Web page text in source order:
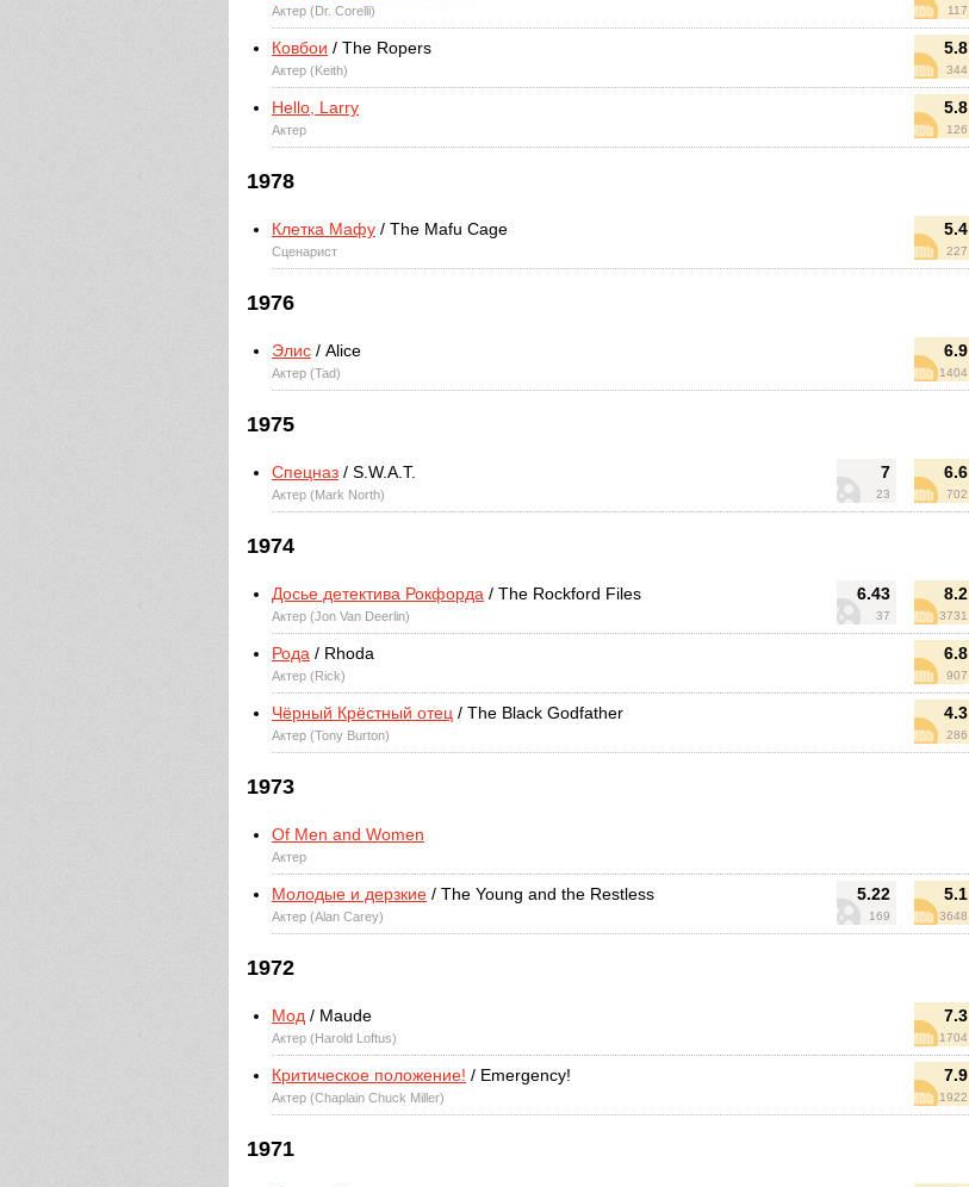
117
Актер (Dr. Corelli)
5.8
344
Ковбои / The Ropers
Актер (Keith)
5.8
126
Hello, Larry
Актер
1978
5.4
227
Клетка Мафу / The Mafu Cage
Сценарист
1976
6.9
1404
Элис / Alice
Актер (Tad)
1975
7
23
6.6
702
Спецназ / S.W.A.T.
Актер (Mark North)
1974
6.43
37
8.2
3731
Досье детектива Рокфорда / The Rockford Files
Актер (Jon Van Deerlin)
6.8
907
Рода / Rhoda
Актер (Rick)
4.3
286
Чёрный Крёстный отец / The Black Godfather
Актер (Tony Burton)
1973
Of Men and Women
Актер
5.22
169
5.1
3648
Молодые и дерзкие / The Young and the Restless
Актер (Alan Carey)
1972
7.3
1704
Мод / Maude
Актер (Harold Loftus)
7.9
1922
Критическое положение! / Emergency!
Актер (Chaplain Chuck Miller)
1971